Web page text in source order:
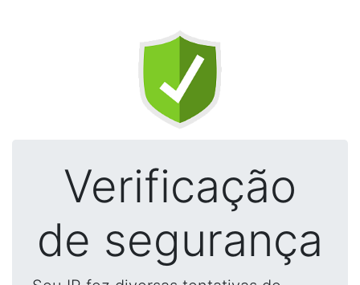
Verificação
de segurança